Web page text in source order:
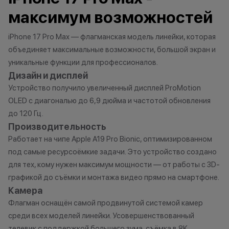
•Организатор (продавец) имеет
договора купли-продажи по
причинам (отсутствие товара,
нарушение правил акции, иные
обоснованные причины).
•Организатор (продавец) на свое
усмотрение имеет право
изменить условия акции в
одностороннем порядке.
*Акции и
публичной
право отказать
договора
обоснованные
усмотрение
максимум возможностей
iPhone 17 Pro Max — флагманская модель линейки, которая
объединяет максимальные возможности, большой экран и
уникальные функции для профессионалов.
Дизайн и дисплей
Устройство получило увеличенный дисплей ProMotion
OLED с диагональю до 6,9 дюйма и частотой обновления
до 120 Гц.
Производительность
Работает на чипе Apple A19 Pro Bionic, оптимизированном
под самые ресурсоёмкие задачи. Это устройство создано
для тех, кому нужен максимум мощности — от работы с 3D-
графикой до съёмки и монтажа видео прямо на смартфоне.
Камера
Флагман оснащён самой продвинутой системой камер
среди всех моделей линейки. Усовершенствованный